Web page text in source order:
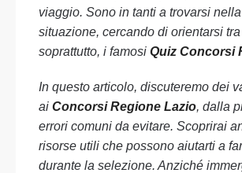
viaggio. Sono in tanti a trovarsi
situazione, cercando di orientarsi
soprattutto, i famosi Quiz Concorsi
In questo articolo, discuteremo dei
ai Concorsi Regione Lazio, dalla
errori comuni da evitare. Scoprirai
risorse utili che possono aiutarti a
durante la selezione. Anziché